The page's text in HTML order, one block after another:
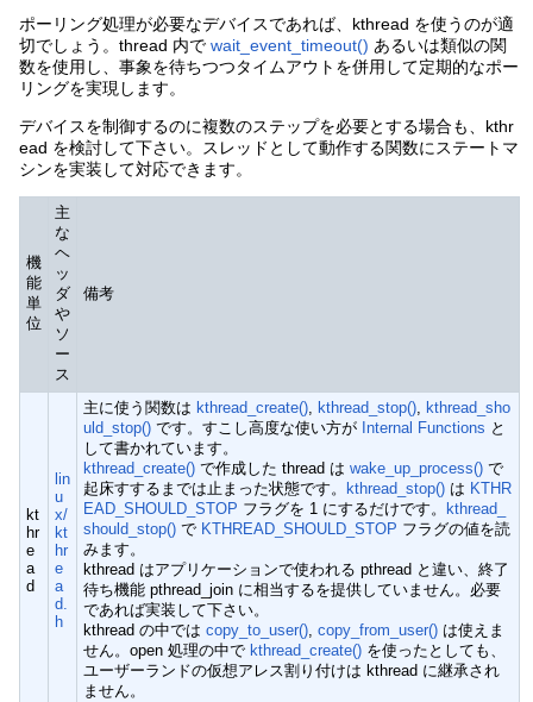
ポーリング処理が必要なデバイスであれば、kthread を使うのが適
切でしょう。thread 内でwait_event_timeout() あるいは類似の関
数を使用し、事象を待ちつつタイムアウトを併用して定期的なポー
リングを実現します。
デバイスを制御するのに複数のステップを必要とする場合も、kthr
ead を検討して下さい。スレッドとして動作する関数にステートマ
シンを実装して対応できます。
機
能
単
位
主
な
ヘ
ッ
ダ
や
ソ
ー
ス
備考
kt
hr
e
a
d
lin
u
x/
kt
hr
e
a
d.
h
主に使う関数は kthread_create(), kthread_stop(), kthread_sho
uld_stop() です。すこし高度な使い方が Internal Functions と
して書かれています。
kthread_create() で作成した thread はwake_up_process() で
起床すするまでは止まった状態です。
kthread_stop() は KTHR
EAD_SHOULD_STOP フラグを 1 にするだけです。
kthread_
should_stop() で KTHREAD_SHOULD_STOP フラグの値を読
みます。
kthread はアプリケーションで使われる pthread と違い、終了
待ち機能 pthread_join に相当するを提供していません。必要
であれば実装して下さい。
kthread の中ではcopy_to_user(),copy_from_user() は使えま
せん。open 処理の中で kthread_create() を使ったとしても、
ユーザーランドの仮想アレス割り付けは kthread に継承され
ません。